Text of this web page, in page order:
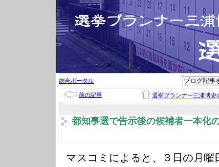
総合ポータル
前の記事 選挙プランナー三浦博史
都知事選で告示後の候補者一本化
マスコミによると、３日の月曜